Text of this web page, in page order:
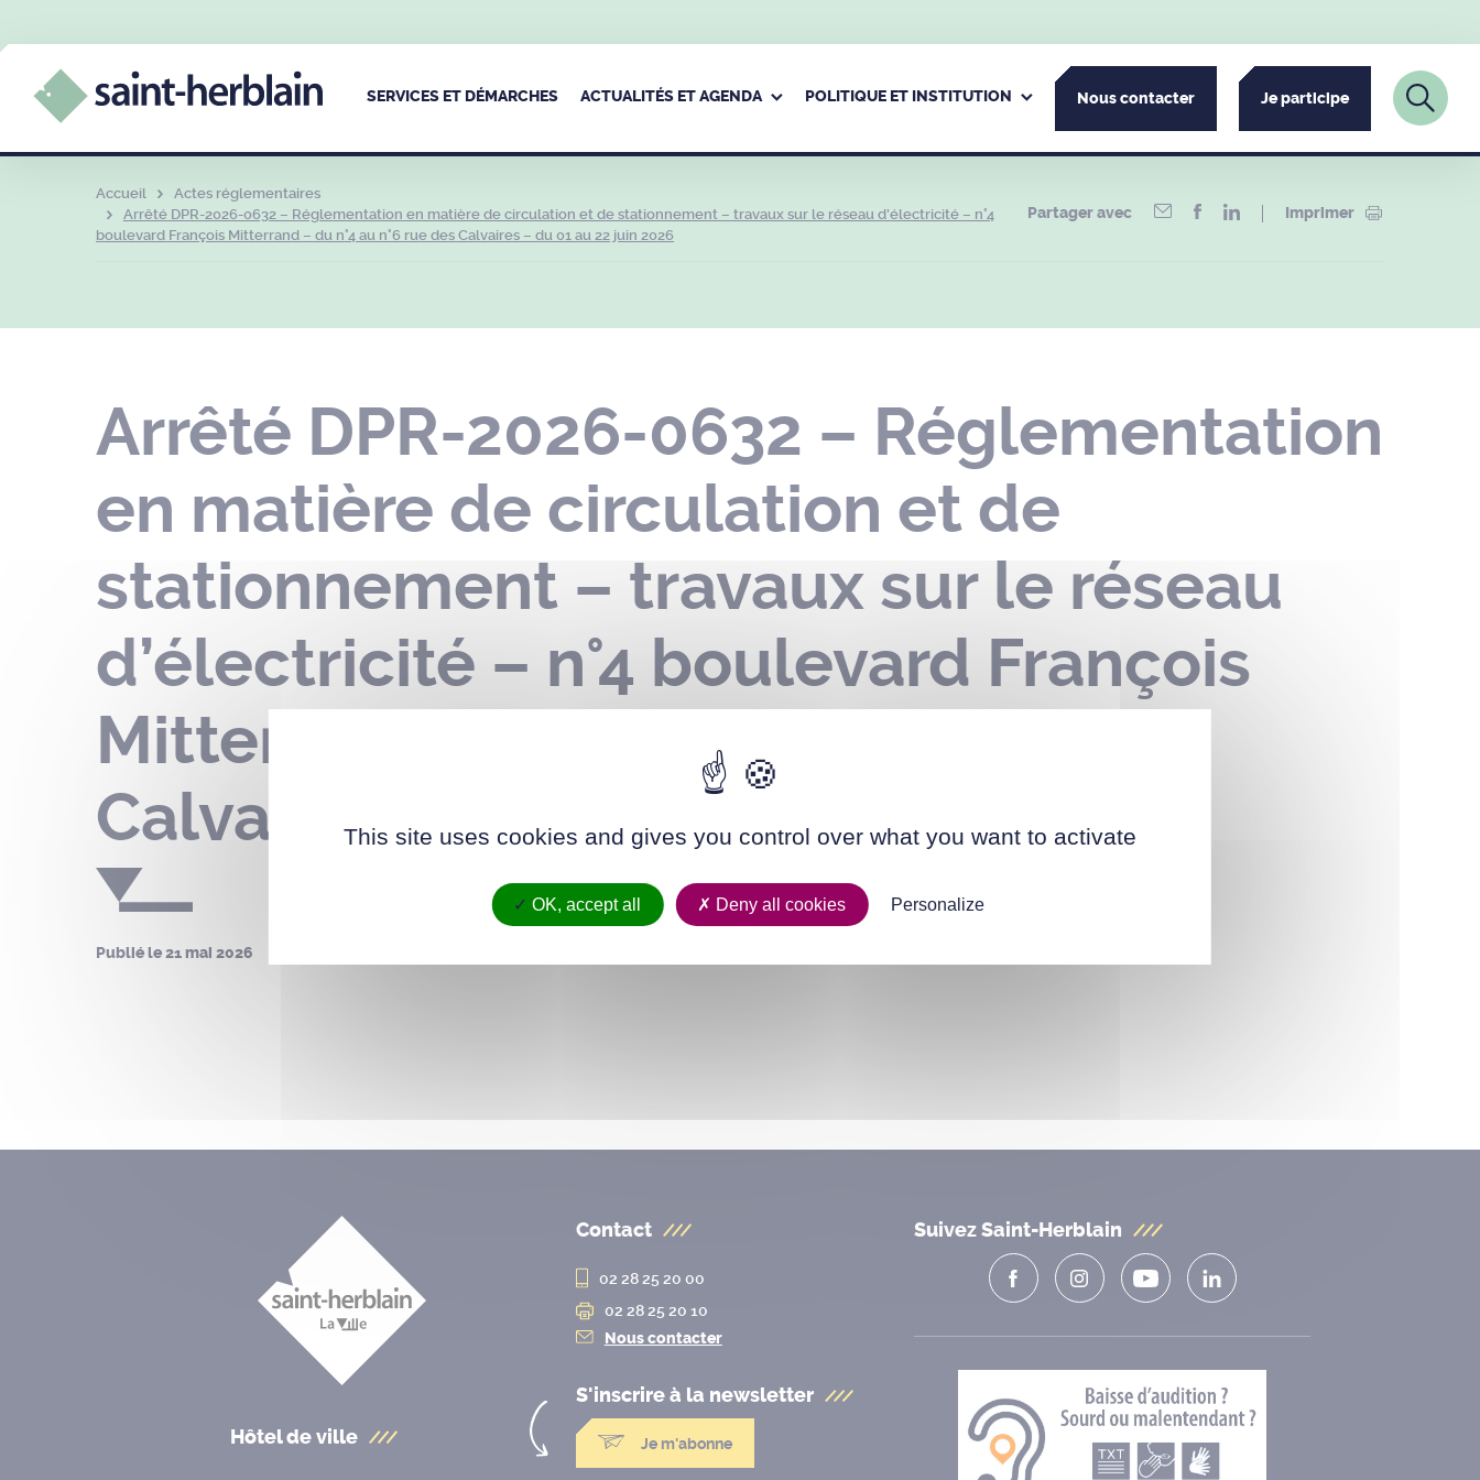
SERVICES ET DÉMARCHES ACTUALITÉS ET AGENDA POLITIQUE ET INSTITUTION Nous contacter Je participe
Accueil
Actes réglementaires
Arrêté DPR-2026-0632 – Réglementation en matière de circulation et de stationnement – travaux sur le réseau d’électricité – n°4
boulevard François Mitterrand – du n°4 au n°6 rue des Calvaires – du 01 au 22 juin 2026
Partager avec Imprimer
Arrêté DPR-2026-0632 – Réglementation
en matière de circulation et de
stationnement – travaux sur le réseau
d’électricité – n°4 boulevard François
Mitterrand – du n°4 au n°6 rue des
Calvaires – du 01 au 22 juin 2026
Publié le21 mai 2026
Hôtel de ville
Contact
02 28 25 20 00
02 28 25 20 10
Nous contacter
S'inscrire à la newsletter
Je m'abonne
Suivez Saint-Herblain
This site uses cookies and gives you control over what you want to activate
OK, accept all Deny all cookies Personalize